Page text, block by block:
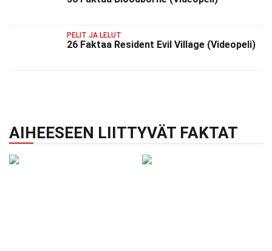
PELIT JA LELUT
26 Faktaa Resident Evil Village (Videopeli)
AIHEESEEN LIITTYVÄT FAKTAT